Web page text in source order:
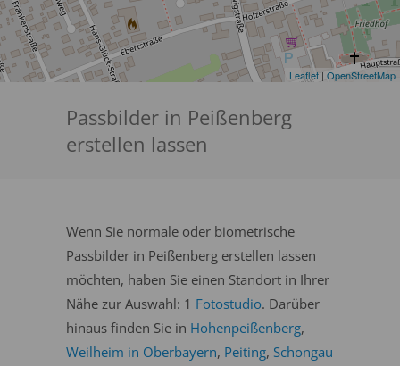
Leaflet | OpenStreetMap
Passbilder in Peißenberg
erstellen lassen
Wenn Sie normale oder biometrische
Passbilder in Peißenberg erstellen lassen
möchten, haben Sie einen Standort in Ihrer
Nähe zur Auswahl: 1 Fotostudio. Darüber
hinaus finden Sie in Hohenpeißenberg,
Weilheim in Oberbayern, Peiting, Schongau